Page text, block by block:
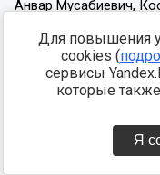
Для повышения
cookies (
сервисы
которые
Я